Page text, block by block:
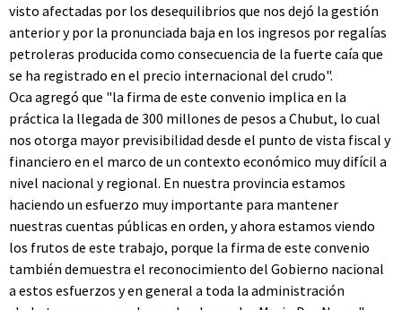
visto afectadas por los desequilibrios que nos dejó la gestión
anterior y por la pronunciada baja en los ingresos por regalías
petroleras producida como consecuencia de la fuerte caía que
se ha registrado en el precio internacional del crudo".
Oca agregó que "la firma de este convenio implica en la
práctica la llegada de 300 millones de pesos a Chubut, lo cual
nos otorga mayor previsibilidad desde el punto de vista fiscal y
financiero en el marco de un contexto económico muy difícil a
nivel nacional y regional. En nuestra provincia estamos
haciendo un esfuerzo muy importante para mantener
nuestras cuentas públicas en orden, y ahora estamos viendo
los frutos de este trabajo, porque la firma de este convenio
también demuestra el reconocimiento del Gobierno nacional
a estos esfuerzos y en general a toda la administración